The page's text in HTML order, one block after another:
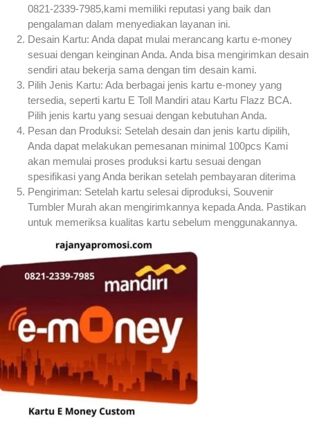
0821-2339-7985,kami memiliki reputasi yang baik dan
pengalaman dalam menyediakan layanan ini.
Desain Kartu: Anda dapat mulai merancang kartu e-money
sesuai dengan keinginan Anda. Anda bisa mengirimkan desain
sendiri atau bekerja sama dengan tim desain kami.
Pilih Jenis Kartu: Ada berbagai jenis kartu e-money yang
tersedia, seperti kartu E Toll Mandiri atau Kartu Flazz BCA.
Pilih jenis kartu yang sesuai dengan kebutuhan Anda.
Pesan dan Produksi: Setelah desain dan jenis kartu dipilih,
Anda dapat melakukan pemesanan minimal 100pcs Kami
akan memulai proses produksi kartu sesuai dengan
spesifikasi yang Anda berikan setelah pembayaran diterima
Pengiriman: Setelah kartu selesai diproduksi, Souvenir
Tumbler Murah akan mengirimkannya kepada Anda. Pastikan
untuk memeriksa kualitas kartu sebelum menggunakannya.